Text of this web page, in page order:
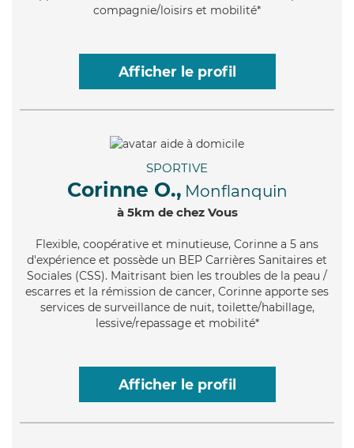
compagnie/loisirs et mobilité*
Afficher le profil
SPORTIVE
Corinne O., Monflanquin
à 5km de chez Vous
Flexible, coopérative et minutieuse, Corinne a 5 ans
d'expérience et possède un BEP Carrières Sanitaires et
Sociales (CSS). Maitrisant bien les troubles de la peau /
escarres et la rémission de cancer, Corinne apporte ses
services de surveillance de nuit, toilette/habillage,
lessive/repassage et mobilité*
Afficher le profil